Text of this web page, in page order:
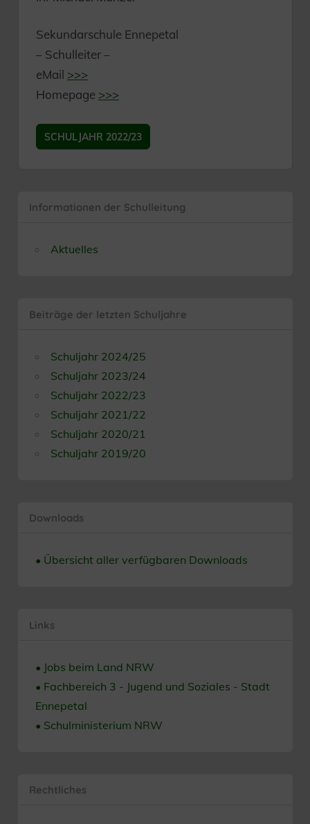
Sekundarschule Ennepetal
– Schulleiter –
eMail >>>
Homepage >>>
SCHULJAHR 2022/23
Informationen der Schulleitung
Aktuelles
Beiträge der letzten Schuljahre
Schuljahr 2024/25
Schuljahr 2023/24
Schuljahr 2022/23
Schuljahr 2021/22
Schuljahr 2020/21
Schuljahr 2019/20
Downloads
• Übersicht aller verfügbaren Downloads
Links
• Jobs beim Land NRW
• Fachbereich 3 - Jugend und Soziales - Stadt
Ennepetal
• Schulministerium NRW
Rechtliches